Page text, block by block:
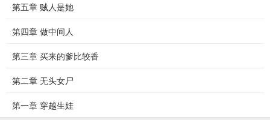
第五章 贼人是她
第四章 做中间人
第三章 买来的爹比较香
第二章 无头女尸
第一章 穿越生娃